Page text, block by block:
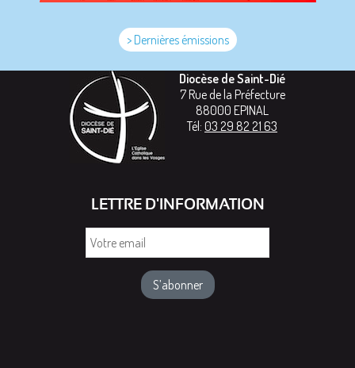
> Dernières émissions
Diocèse de Saint-Dié
7 Rue de la Préfecture
88000 EPINAL
Tél: 03 29 82 21 63
LETTRE D'INFORMATION